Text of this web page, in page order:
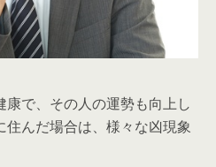
で、その人の運勢も向上し
んだ場合は、様々な凶現象